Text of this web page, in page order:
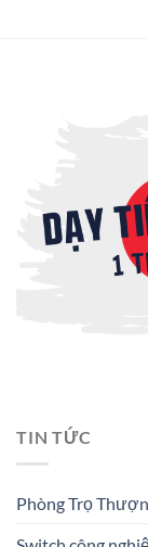
TIN TỨC
Phòng Trọ